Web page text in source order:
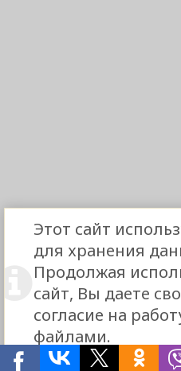
Этот сайт
для хранения
Продолжая
сайт, Вы даете
согласие на
файлами.